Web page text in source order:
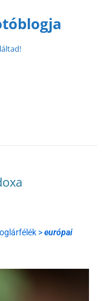
>európai